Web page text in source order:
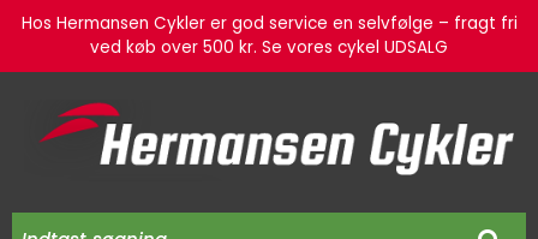
Hos Hermansen Cykler er god service en selvfølge – fragt fri
ved køb over 500 kr. Se vores cykel UDSALG